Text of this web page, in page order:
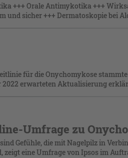
+++ Orale Antimykotika +++
sicher +++ Dermatoskopie bei
für die Onychomykose
erwarteten Aktualisierung
Umfrage zu
Gefühle, die mit Nagelpilz in
zeigt eine Umfrage von Ipsos im